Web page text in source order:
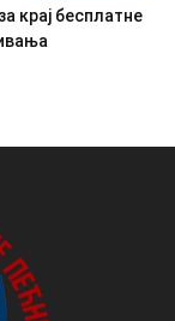
крај бесплатне